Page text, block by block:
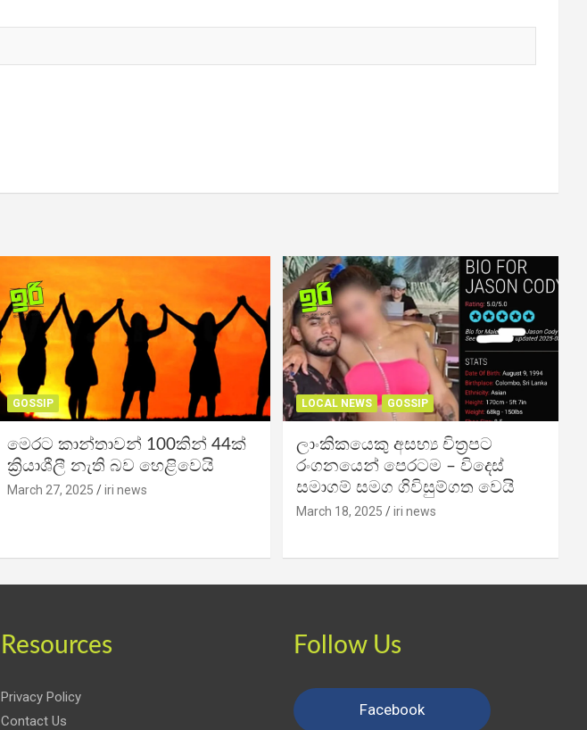
GOSSIP
මෙරට කාන්තාවන් 100කින් 44ක්
ක්‍රියාශීලී නැති බව හෙළිවෙයි
March 27, 2025 iri news
LOCAL NEWS GOSSIP
ලාංකිකයෙකු අසභ්‍ය චිත්‍රපට
රංගනයෙන් පෙරටම – විදෙස්
සමාගම් සමග ගිවිසුම්ගත වෙයි
March 18, 2025 iri news
Resources
Privacy Policy
Contact Us
Follow Us
Facebook